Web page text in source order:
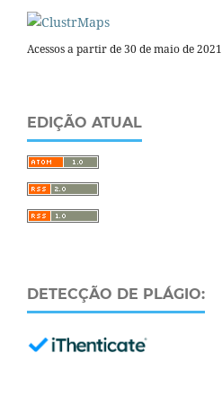
Acessos a partir de 30 de maio de 2021
EDIÇÃO ATUAL
DETECÇÃO DE PLÁGIO: